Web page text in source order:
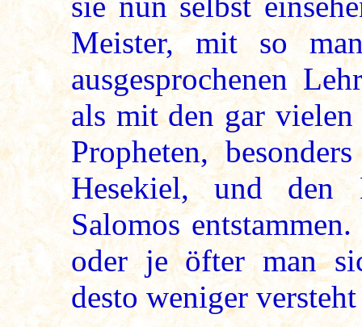
Meister, mit so
ausgesprochenen
als mit den gar
Propheten,
Hesekiel, und den
Salomos
oder je öfter man
desto weniger